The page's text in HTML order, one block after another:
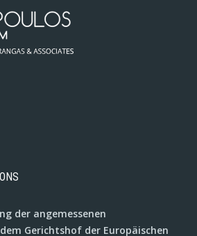
der angemessenen
Gerichtshof der Europäischen